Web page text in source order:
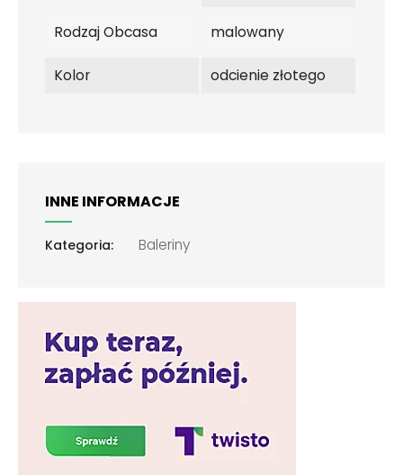
Rodzaj Obcasa malowany
Kolor odcienie złotego
INNE INFORMACJE
Kategoria: Baleriny